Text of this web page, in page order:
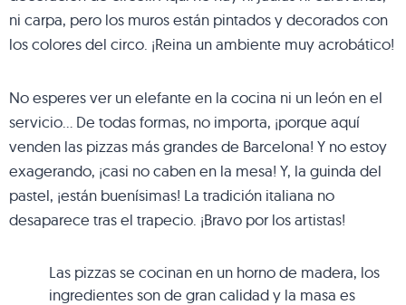
ni carpa, pero los muros están pintados y decorados con
los colores del circo. ¡Reina un ambiente muy acrobático!
No esperes ver un elefante en la cocina ni un león en el
servicio… De todas formas, no importa, ¡porque aquí
venden las pizzas más grandes de Barcelona! Y no estoy
exagerando, ¡casi no caben en la mesa! Y, la guinda del
pastel, ¡están buenísimas! La tradición italiana no
desaparece tras el trapecio. ¡Bravo por los artistas!
Las pizzas se cocinan en un horno de madera, los
ingredientes son de gran calidad y la masa es